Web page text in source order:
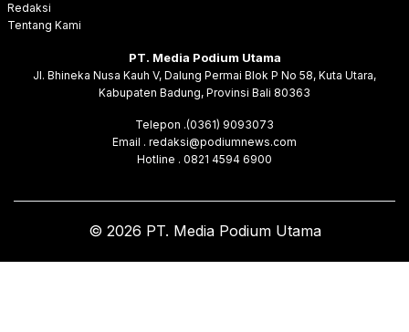
Redaksi
Tentang Kami
PT. Media Podium Utama
Jl. Bhineka Nusa Kauh V, Dalung Permai Blok P No 58, Kuta Utara,
Kabupaten Badung, Provinsi Bali 80363
Telepon .(0361) 9093073
Email . redaksi@podiumnews.com
Hotline . 0821 4594 6900
© 2026 PT. Media Podium Utama